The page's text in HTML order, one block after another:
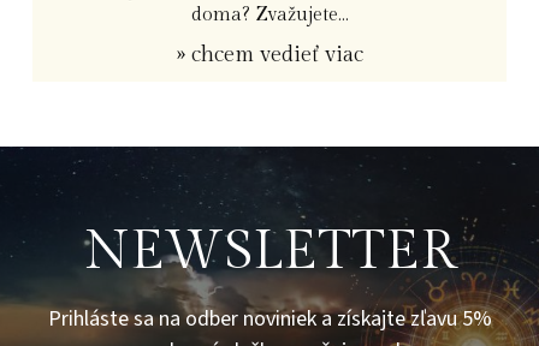
doma? Zvažujete...
» chcem vedieť viac
NEWSLETTER
Prihláste sa na odber noviniek a získajte zľavu 5%